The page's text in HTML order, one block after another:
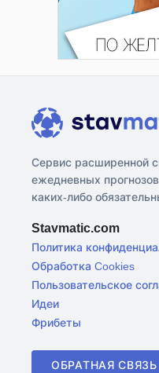
Сервис расширенной
ежедневных
каких-либо
Stavmatic.com
Политика
Обработка Cookies
Пользовательское
Идеи
Фрибеты
ОБРАТНАЯ СВЯЗЬ